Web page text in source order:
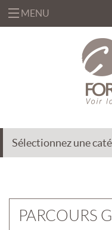
MENU
INFORMATIQUE
MANAGEMENT
&
FORMATION
DÉLÉGATION
CENTRE
PRÉSENTIEL
INTRA
Sélectionnez une
PARCOURS